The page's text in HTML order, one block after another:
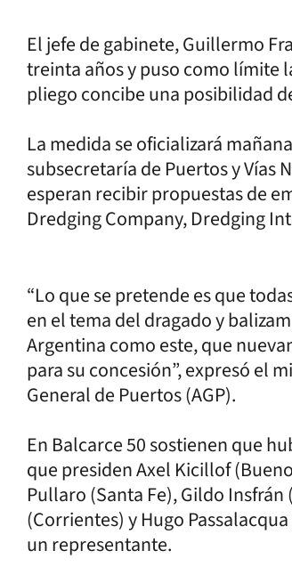
El jefe de gabinete, Guillermo
treinta años y puso como límite
pliego concibe una posibilidad
La medida se oficializará
subsecretaría de Puertos y Vías
esperan recibir propuestas de
Dredging Company, Dredging
“Lo que se pretende es que
en el tema del dragado y
Argentina como este, que
para su concesión”, expresó el
General de Puertos (AGP).
En Balcarce 50 sostienen que
que presiden Axel Kicillof
Pullaro (Santa Fe), Gildo
(Corrientes) y Hugo
un representante.